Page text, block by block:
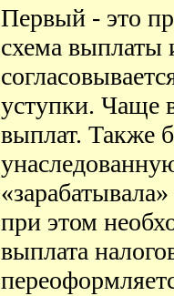
Первый - это
схема выплаты
уступки. Чаще
выплат. Также
при этом
выплата